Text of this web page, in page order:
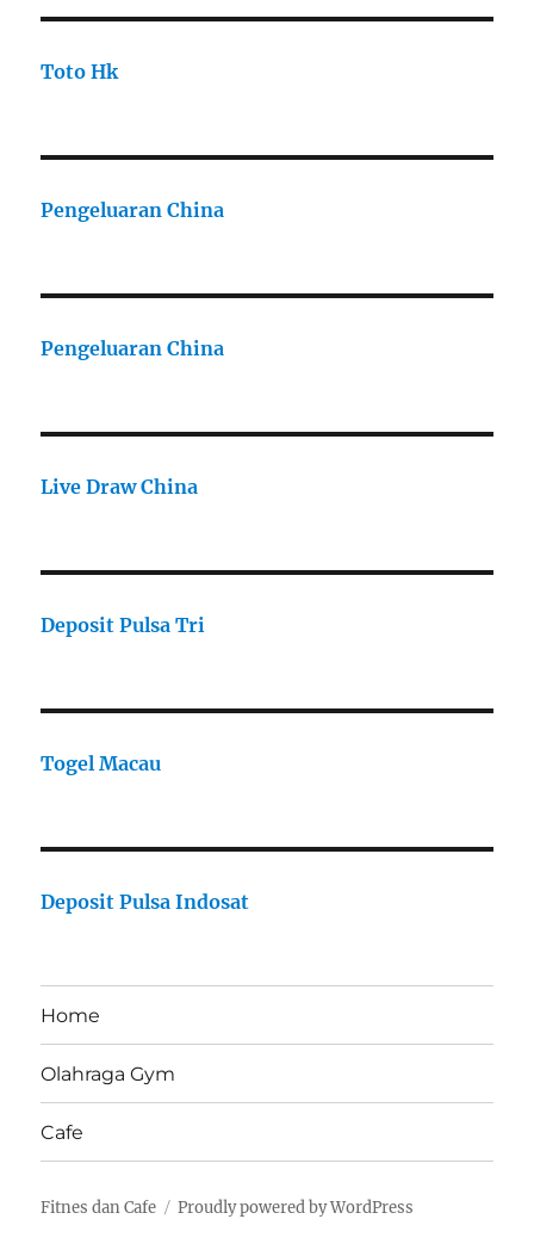
Toto Hk
Pengeluaran China
Pengeluaran China
Live Draw China
Deposit Pulsa Tri
Togel Macau
Deposit Pulsa Indosat
Home
Olahraga Gym
Cafe
Fitnes dan Cafe Proudly powered by WordPress